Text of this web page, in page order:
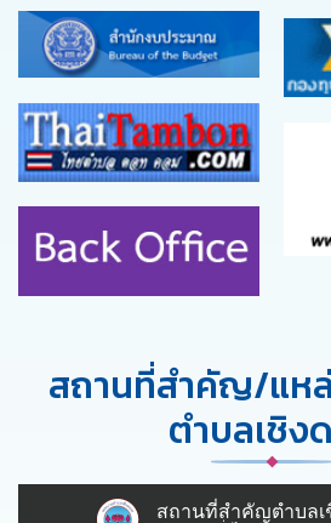
สถานที่สำคัญ/แห
ตำบลเชิง